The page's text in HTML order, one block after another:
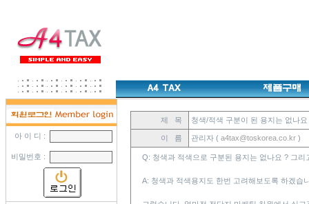
아 이 디 :
비밀번호 :
제 목 청색/적색 구분이 된 용지는 없나요
이 름 관리자 (a4tax@toskorea.co.kr )
Q: 청색과 적색으로 구분된 용지는 없나요 ? 그리
A: 청색과 적색용지도 한번 고려해보도록 하겠습